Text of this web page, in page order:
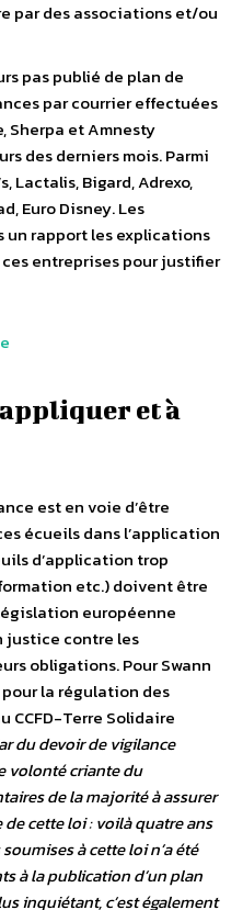
par des associations et/ou
pas publié de plan de
par courrier effectuées
Sherpa et Amnesty
des derniers mois. Parmi
Lactalis, Bigard, Adrexo,
Euro Disney. Les
rapport les explications
entreprises pour justifier
et à
est en voie d’être
écueils dans l’application
d’application trop
etc.) doivent être
européenne
justice contre les
obligations.Pour Swann
la régulation des
CCFD-Terre Solidaire
du devoir de vigilance
volonté criante du
de la majorité à assurer
cette loi : voilà quatre ans
à cette loi n’a été
à la publication d’un plan
inquiétant, c’est également